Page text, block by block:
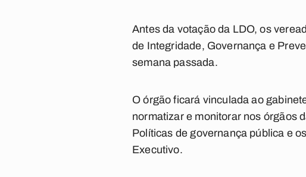
Antes da votação da LDO, os
de Integridade, Governança e
semana passada.
O órgão ficará vinculada ao
normatizar e monitorar nos órgãos
Políticas de governança pública e
Executivo.